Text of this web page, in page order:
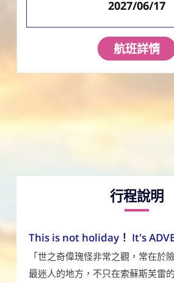
2027/06/17
航班詳情
行程說明
This is not holiday！ It's
「世之奇偉瑰怪非常之觀，常在於
最迷人的地方，不只在索蘇斯芙雷